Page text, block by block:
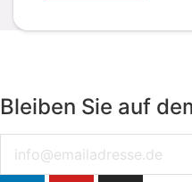
Bleiben Sie auf